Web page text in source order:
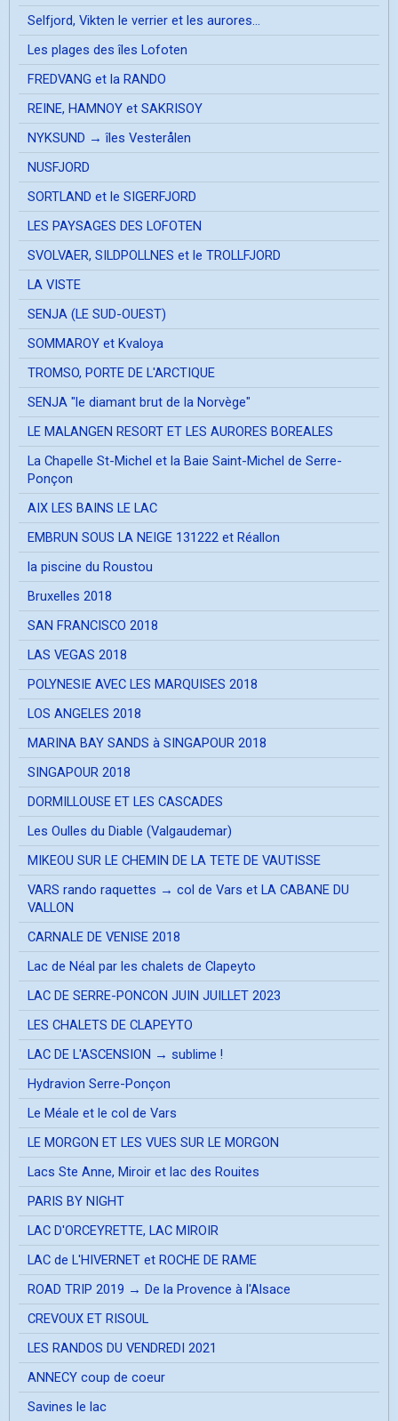
Selfjord, Vikten le verrier et les aurores...
Les plages des îles Lofoten
FREDVANG et la RANDO
REINE, HAMNOY et SAKRISOY
NYKSUND → îles Vesterålen
NUSFJORD
SORTLAND et le SIGERFJORD
LES PAYSAGES DES LOFOTEN
SVOLVAER, SILDPOLLNES et le TROLLFJORD
LA VISTE
SENJA (LE SUD-OUEST)
SOMMAROY et Kvaloya
TROMSO, PORTE DE L'ARCTIQUE
SENJA "le diamant brut de la Norvège"
LE MALANGEN RESORT ET LES AURORES BOREALES
La Chapelle St-Michel et la Baie Saint-Michel de Serre-
Ponçon
AIX LES BAINS LE LAC
EMBRUN SOUS LA NEIGE 131222 et Réallon
la piscine du Roustou
Bruxelles 2018
SAN FRANCISCO 2018
LAS VEGAS 2018
POLYNESIE AVEC LES MARQUISES 2018
LOS ANGELES 2018
MARINA BAY SANDS à SINGAPOUR 2018
SINGAPOUR 2018
DORMILLOUSE ET LES CASCADES
Les Oulles du Diable (Valgaudemar)
MIKEOU SUR LE CHEMIN DE LA TETE DE VAUTISSE
VARS rando raquettes → col de Vars et LA CABANE DU
VALLON
CARNALE DE VENISE 2018
Lac de Néal par les chalets de Clapeyto
LAC DE SERRE-PONCON JUIN JUILLET 2023
LES CHALETS DE CLAPEYTO
LAC DE L'ASCENSION → sublime !
Hydravion Serre-Ponçon
Le Méale et le col de Vars
LE MORGON ET LES VUES SUR LE MORGON
Lacs Ste Anne, Miroir et lac des Rouites
PARIS BY NIGHT
LAC D'ORCEYRETTE, LAC MIROIR
LAC de L'HIVERNET et ROCHE DE RAME
ROAD TRIP 2019 → De la Provence à l'Alsace
CREVOUX ET RISOUL
LES RANDOS DU VENDREDI 2021
ANNECY coup de coeur
Savines le lac